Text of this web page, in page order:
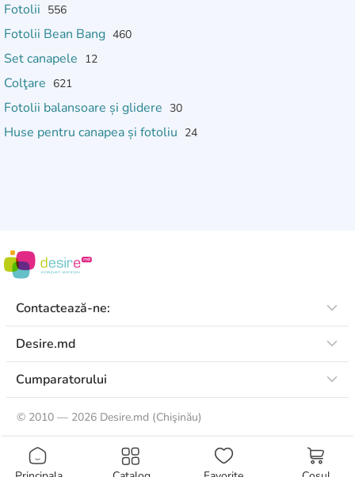
Fotolii 556
Fotolii Bean Bang 460
Set canapele 12
Colţare 621
Fotolii balansoare și glidere 30
Huse pentru canapea și fotoliu 24
Contactează-ne:
Desire.md
Cumparatorului
© 2010 — 2026 Desire.md (Chişinău)